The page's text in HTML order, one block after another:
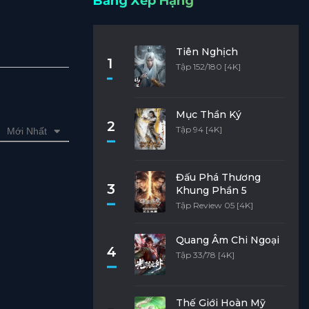
Mới Nhất
1
Tiên Nghịch
Tập 152/180 [4K]
2
Mục Thần Ký
Tập 94 [4K]
3
Đấu Phá Thương
Khung Phần 5
Tập Review 05 [4K]
4
Quang Âm Chi Ngoại
Tập 33/78 [4K]
Thế Giới Hoàn Mỹ